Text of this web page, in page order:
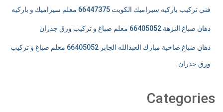
فني تركيب باركيه سيراميك الكويت 66447375 معلم سيراميك و باركيه
دهان صباغ النزهة 66405052 معلم صباغ و تركيب ورق جدران
دهان صباغ ضاحية مبارك العبدالله الجابر 66405052 معلم صباغ و تركيب
ورق جدران
Categories